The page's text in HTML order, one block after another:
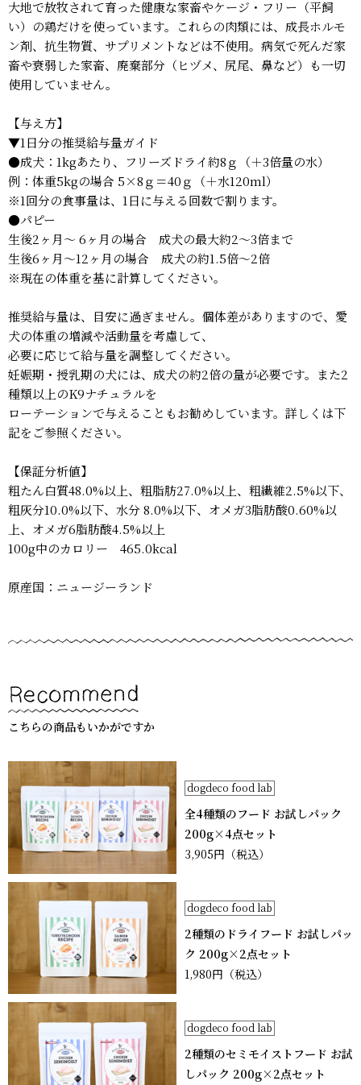
大地で放牧されて育った健康な家畜やケージ・フリー（平飼
い）の鶏だけを使っています。これらの肉類には、成長ホルモ
ン剤、抗生物質、サプリメントなどは不使用。病気で死んだ家
畜や衰弱した家畜、廃棄部分（ヒヅメ、尻尾、鼻など）も一切
使用していません。
【与え方】
▼1日分の推奨給与量ガイド
●成犬：1kgあたり、フリーズドライ約8ｇ（＋3倍量の水）
例：体重5kgの場合 5×8ｇ＝40ｇ（＋水120ml）
※1回分の食事量は、1日に与える回数で割ります。
●パピー
生後2ヶ月～ 6ヶ月の場合 成犬の最大約2～3倍まで
生後6ヶ月～12ヶ月の場合 成犬の約1.5倍～2倍
※現在の体重を基に計算してください。
推奨給与量は、目安に過ぎません。個体差がありますので、愛
犬の体重の増減や活動量を考慮して、
必要に応じて給与量を調整してください。
妊娠期・授乳期の犬には、成犬の約2倍の量が必要です。また2
種類以上のK9ナチュラルを
ローテーションで与えることもお勧めしています。詳しくは下
記をご参照ください。
【保証分析値】
粗たん白質48.0%以上、粗脂肪27.0%以上、粗繊維2.5%以下、
粗灰分10.0%以下、水分 8.0%以下、オメガ3脂肪酸0.60%以
上、オメガ6脂肪酸4.5%以上
100g中のカロリー 465.0kcal
原産国：ニュージーランド
こちらの商品もいかがですか
dogdeco food lab
全4種類のフード お試しパック
200g×4点セット
3,905円 （税込）
dogdeco food lab
2種類のドライフード お試しパッ
ク 200g×2点セット
1,980円 （税込）
dogdeco food lab
2種類のセミモイストフード お試
しパック 200g×2点セット